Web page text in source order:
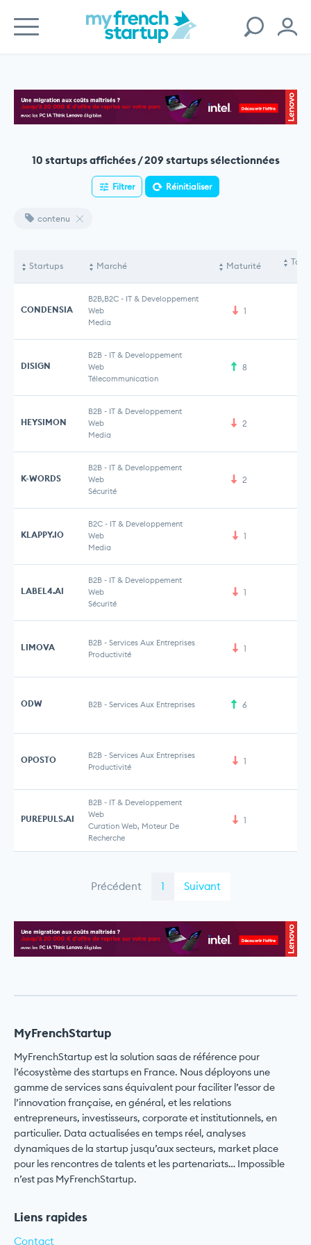
10 startups affichées / 209 startups sélectionnées
Filtrer Réinitialiser
contenu
Startups Marché Maturité
CONDENSIA
B2B,B2C - IT & Developpement
Web
Media
1
DISIGN
B2B - IT & Developpement
Web
Télecommunication
8
HEYSIMON
B2B - IT & Developpement
Web
Media
2
K-WORDS
B2B - IT & Developpement
Web
Sécurité
2
KLAPPY.IO
B2C - IT & Developpement
Web
Media
1
LABEL4.AI
B2B - IT & Developpement
Web
Sécurité
1
LIMOVA B2B - Services Aux Entreprises
Productivité
1
ODW B2B - Services Aux Entreprises 6
OPOSTO B2B - Services Aux Entreprises
Productivité
1
PUREPULS.AI
B2B - IT & Developpement
Web
Curation Web, Moteur De
Recherche
1
Précédent 1 Suivant
MyFrenchStartup
MyFrenchStartup est la solution saas de référence pour
l’écosystème des startups en France. Nous déployons une
gamme de services sans équivalent pour faciliter l’essor de
l’innovation française, en général, et les relations
entrepreneurs, investisseurs, corporate et institutionnels, en
particulier. Data actualisées en temps réel, analyses
dynamiques de la startup jusqu’aux secteurs, market place
pour les rencontres de talents et les partenariats… Impossible
n’est pas MyFrenchStartup.
Liens rapides
Contact